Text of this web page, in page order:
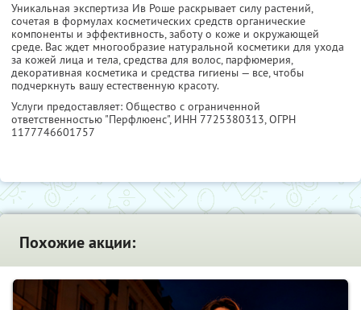
Уникальная экспертиза Ив Роше раскрывает силу растений,
сочетая в формулах косметических средств органические
компоненты и эффективность, заботу о коже и окружающей
среде. Вас ждет многообразие натуральной косметики для ухода
за кожей лица и тела, средства для волос, парфюмерия,
декоративная косметика и средства гигиены — все, чтобы
подчеркнуть вашу естественную красоту.
Услуги предоставляет: Общество с ограниченной
ответственностью "Перфлюенс", ИНН 7725380313, ОГРН
1177746601757
Похожие акции: